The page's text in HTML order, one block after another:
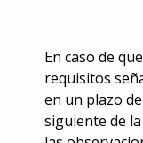
En caso de
requisitos
en un plazo
siguiente de